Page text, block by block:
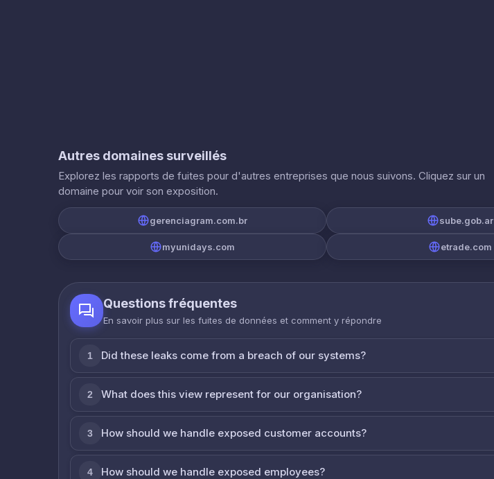
Autres domaines surveillés
Explorez les rapports de fuites pour d'autres entreprises que nous suivons. Cliquez sur un
domaine pour voir son exposition.
gerenciagram.com.br sube.gob.ar
myunidays.com etrade.com
Questions fréquentes
En savoir plus sur les fuites de données et comment y répondre
1 Did these leaks come from a breach of our systems?
2 What does this view represent for our organisation?
3 How should we handle exposed customer accounts?
4 How should we handle exposed employees?